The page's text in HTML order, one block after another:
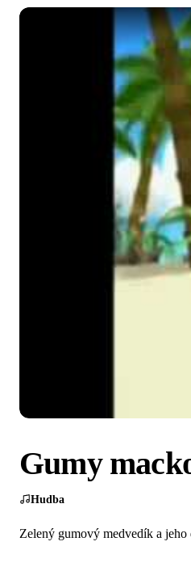
Gumy
Hudba
Zelený gumový medvedík a jeho